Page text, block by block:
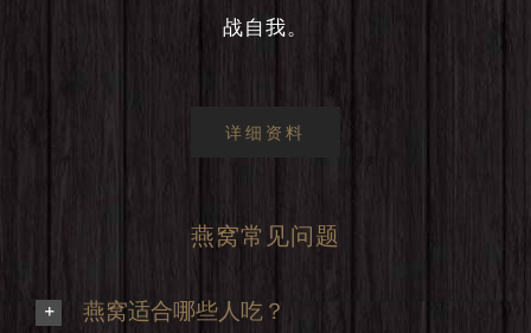
战自我。
详细资料
燕窝常见问题
燕窝适合哪些人吃？